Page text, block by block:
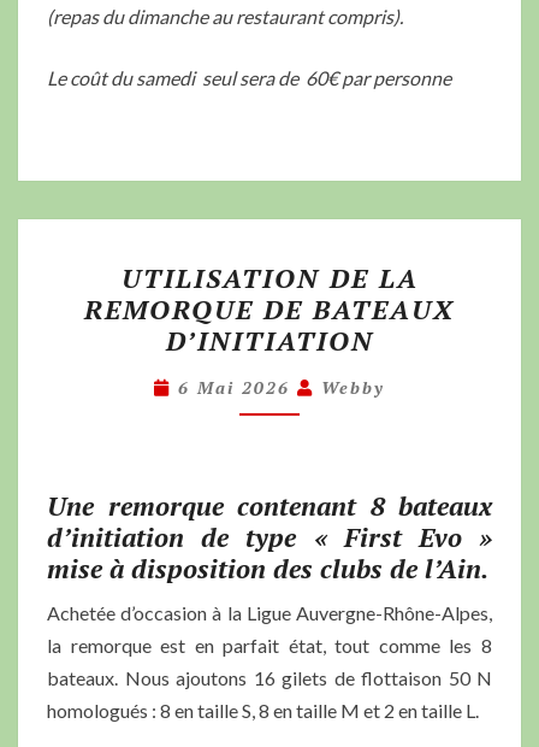
(repas du dimanche au restaurant compris).
Le coût du samedi seul sera de 60€ par personne
UTILISATION DE LA
REMORQUE DE BATEAUX
D’INITIATION
6 Mai 2026 Webby
Une remorque contenant 8 bateaux
d’initiation de type « First Evo »
mise à disposition des clubs de l’Ain.
Achetée d’occasion à la Ligue Auvergne-Rhône-Alpes,
la remorque est en parfait état, tout comme les 8
bateaux. Nous ajoutons 16 gilets de flottaison 50 N
homologués : 8 en taille S, 8 en taille M et 2 en taille L.